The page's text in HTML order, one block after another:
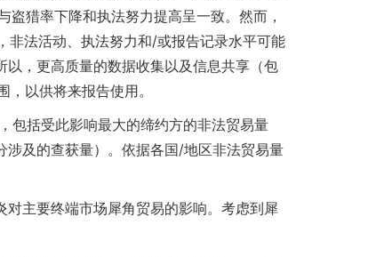
猎率下降和执法努力提高呈一致。然而，
法活动、执法努力和/或报告记录水平可能
，更高质量的数据收集以及信息共享（包
以供将来报告使用。
包括受此影响最大的缔约方的非法贸易量
涉及的查获量）。依据各国/地区非法贸易量
主要终端市场犀角贸易的影响。考虑到犀